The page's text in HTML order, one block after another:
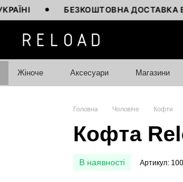
БЕЗКОШТОВНА ДОСТАВКА ВІД
Жіноче Аксесуари Магазини
Головна Чоловіче Кофти
Кофта
В наявності Артикул: